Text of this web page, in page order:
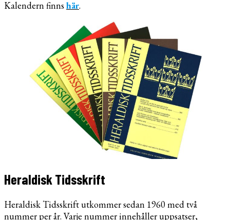
Kalendern finns här.
Heraldisk Tidsskrift
Heraldisk Tidsskrift utkommer sedan 1960 med två
nummer per år. Varje nummer innehåller uppsatser,